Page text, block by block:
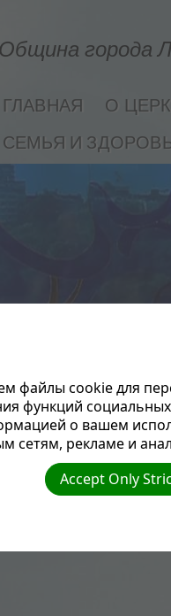
Община города
ГЛАВНАЯ
О
СЕМЬЯ И
в браке
файлы cookie для
функций
о вашем
сетям, рекламе и
Accept Only